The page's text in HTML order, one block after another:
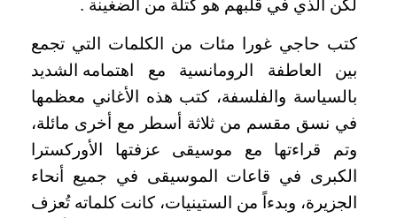
لكن الذي في قلبهم هو كتلة من الضغينة .
كتب حاجي غورا مئات من الكلمات التي تجمع
بين العاطفة الرومانسية مع اهتمامه الشديد
بالسياسة والفلسفة، كتب هذه الأغاني معظمها
في نسق مقسم من ثلاثة أسطر مع أخرى مائلة،
وتم قراءتها مع موسيقى عزفتها الأوركسترا
الكبرى في قاعات الموسيقى في جميع أنحاء
الجزيرة، وبدءاً من الستينيات، كانت كلماته تُعزف